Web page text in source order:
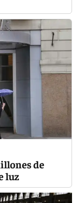
de
luz